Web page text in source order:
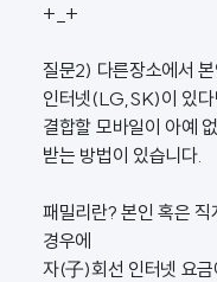
+_+
질문2) 다른장소에서
인터넷(LG,SK)이 있다
결합할 모바일이 아예
받는 방법이 있습니다.
패밀리란? 본인 혹은
경우에
자(子)회선 인터넷 요